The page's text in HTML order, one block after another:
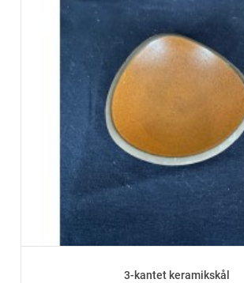
3-kantet keramikskål